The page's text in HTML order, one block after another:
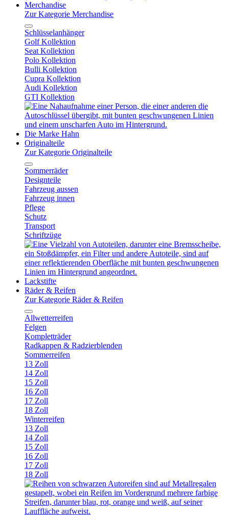
Merchandise
Zur Kategorie Merchandise
Schlüsselanhänger
Golf Kollektion
Seat Kollektion
Polo Kollektion
Bulli Kollektion
Cupra Kollektion
Audi Kollektion
GTI Kollektion
Die Marke Hahn
Originalteile
Zur Kategorie Originalteile
Sommerräder
Designteile
Fahrzeug aussen
Fahrzeug innen
Pflege
Schutz
Transport
Schriftzüge
Lackstifte
Räder & Reifen
Zur Kategorie Räder & Reifen
Allwetterreifen
Felgen
Kompletträder
Radkappen & Radzierblenden
Sommerreifen
13 Zoll
14 Zoll
15 Zoll
16 Zoll
17 Zoll
18 Zoll
Winterreifen
13 Zoll
14 Zoll
15 Zoll
16 Zoll
17 Zoll
18 Zoll